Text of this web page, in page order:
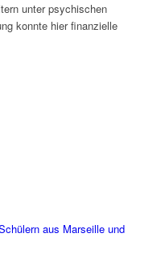
unter psychischen
konnte hier finanzielle